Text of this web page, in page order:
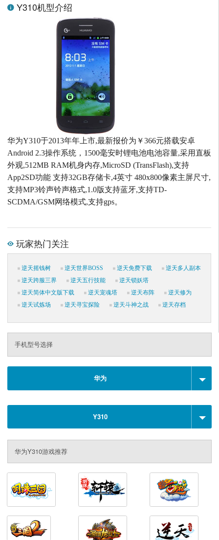
Y310机型介绍
华为Y310于2013年年上市,最新报价为￥366元搭载安卓
Android 2.3操作系统，1500毫安时锂电池电池容量,采用直板
外观,512MB RAM机身内存,MicroSD (TransFlash),支持
App2SD功能 支持32GB存储卡,4英寸 480x800像素主屏尺寸,
支持MP3铃声铃声格式,1.0版支持蓝牙,支持TD-
SCDMA/GSM网络模式,支持gps。
玩家热门关注
逆天摇钱树 逆天世界BOSS 逆天免费下载
逆天多人副本
逆天跨服三界
逆天五行技能
逆天锁妖塔
逆天简体中文版下载
逆天宠魂塔 逆天布阵
逆天修为
逆天试炼场
逆天寻宝探险 逆天斗神之战 逆天存档
手机型号选择
华为
Y310
华为Y310游戏推荐